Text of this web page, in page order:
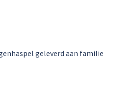
geleverd aan familie